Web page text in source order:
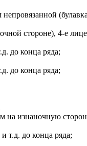
стороне), 4-е
до конца ряда;
до конца ряда;
изнаночную
т.д. до конца ряда;